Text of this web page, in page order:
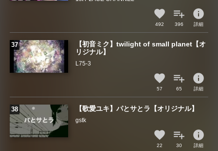
492 396
info
詳細
【初音ミク】twilight of small planet【オ
リジナル】
L75-3
57 65
info
詳細
【歌愛ユキ】パとサとラ【オリジナル】
gstk
22 30
info
詳細